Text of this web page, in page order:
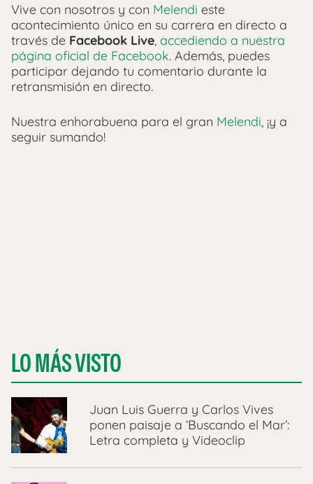
Vive con nosotros y con Melendi este
acontecimiento único en su carrera en directo a
través de Facebook Live, accediendo a nuestra
página oficial de Facebook. Además, puedes
participar dejando tu comentario durante la
retransmisión en directo.
Nuestra enhorabuena para el gran Melendi, ¡y a
seguir sumando!
LO MÁS VISTO
Juan Luis Guerra y Carlos Vives
ponen paisaje a ‘Buscando el Mar’:
Letra completa y Videoclip